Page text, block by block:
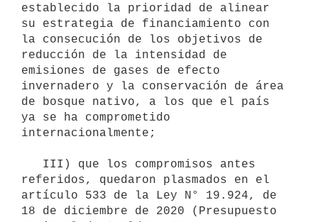
establecido la prioridad de alinear
su estrategia de financiamiento con
la consecución de los objetivos de
reducción de la intensidad de
emisiones de gases de efecto
invernadero y la conservación de área
de bosque nativo, a los que el país
ya se ha comprometido
internacionalmente;
referidos, quedaron plasmados en el
artículo 533 de la Ley N° 19.924, de
18 de diciembre de 2020 (Presupuesto